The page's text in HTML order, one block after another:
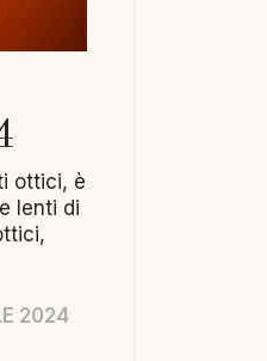
ottici, è
lenti di
2024